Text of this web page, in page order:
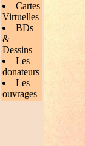
Cartes
Virtuelles
BDs
&
Dessins
Les
donateurs
Les
ouvrages